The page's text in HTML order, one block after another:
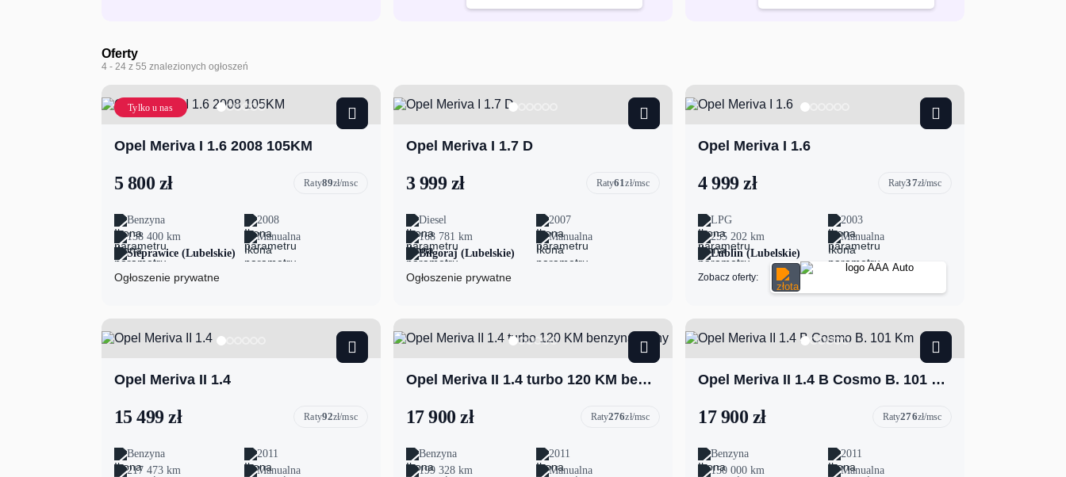
Oferty
4 - 24 z 55 znalezionych ogłoszeń
Tylko u nas
Opel Meriva I 1.6 2008 105KM
5 800 zł Raty89zł/msc
Benzyna
2008
138 400 km
Manualna
Sieprawice (Lubelskie)
Ogłoszenie prywatne
Opel Meriva I 1.7 D
3 999 zł Raty61zł/msc
Diesel
2007
168 781 km
Manualna
Biłgoraj (Lubelskie)
Ogłoszenie prywatne
Opel Meriva I 1.6
4 999 zł Raty37zł/msc
LPG
2003
255 202 km
Manualna
Lublin (Lubelskie)
Zobacz oferty:
Opel Meriva II 1.4
15 499 zł Raty92zł/msc
Benzyna
2011
217 473 km
Manualna
Opel Meriva II 1.4 turbo 120 KM benzyna ładny
17 900 zł Raty276zł/msc
Benzyna
2011
199 328 km
Manualna
Opel Meriva II 1.4 B Cosmo B. 101 Km
17 900 zł Raty276zł/msc
Benzyna
2011
150 000 km
Manualna